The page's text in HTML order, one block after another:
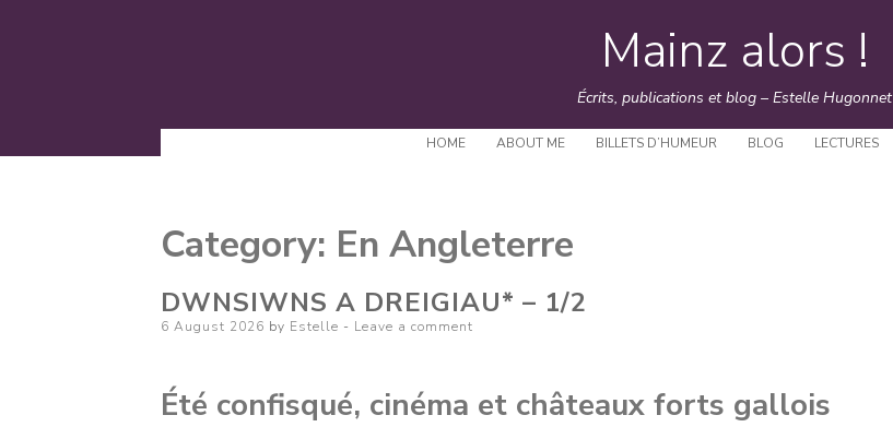
Skip
to
content
Mainz alors !
Écrits, publications et blog – Estelle Hugonnet
HOME ABOUT ME BILLETS D’HUMEUR BLOG LECTURES
Category: En Angleterre
DWNSIWNS A DREIGIAU* – 1/2
Posted
6 August 2026 by Estelle Leave a comment
Été confisqué, cinéma et châteaux forts gallois